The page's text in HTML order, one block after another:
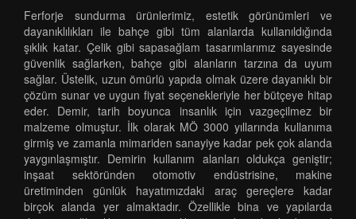
Ferforje sundurma ürünlerimiz, estetik görünümleri ve
dayanıklılıkları ile bahçe gibi tüm alanlarda kullanıldığında
şıklık katar. Çelik gibi sapasağlam tasarımlarımız sayesinde
güvenlik sağlarken, bahçe gibi alanların tarzına da uyum
sağlar. Üstelik, uzun ömürlü yapıda olmak üzere dayanıklı bir
çözüm sunar ve uygun fiyat seçenekleriyle her bütçeye hitap
eder. Demir, tarih boyunca insanlık için vazgeçilmez bir
malzeme olmuştur. İlk olarak MÖ 3000 yıllarında kullanıma
girmiş ve zamanla mimariden sanayiye kadar pek çok alanda
yaygınlaşmıştır. Demirin kullanım alanları oldukça geniştir;
inşaat sektöründen otomotiv endüstrisine, makine
üretiminden günlük hayatımızdaki araç gereçlere kadar
birçok alanda yer almaktadır. Özellikle bina ve yapılarda